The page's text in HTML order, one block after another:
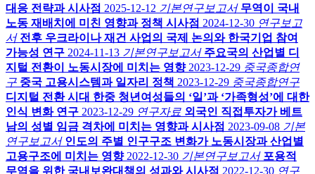
대응 전략과 시사점 2025-12-12 기본연구보고서 무역이 국내
노동 재배치에 미친 영향과 정책 시사점 2024-12-30 연구보고
서 전후 우크라이나 재건 사업의 국제 논의와 한국기업 참여
가능성 연구 2024-11-13 기본연구보고서 주요국의 산업별 디
지털 전환이 노동시장에 미치는 영향 2023-12-29 중국종합연
구 중국 고용시스템과 일자리 정책 2023-12-29 중국종합연구
디지털 전환 시대 한중 청년여성들의 ‘일’과 ‘가족형성’에 대한
인식 변화 연구 2023-12-29 연구자료 외국인 직접투자가 베트
남의 성별 임금 격차에 미치는 영향과 시사점 2023-09-08 기본
연구보고서 인도의 주별 인구구조 변화가 노동시장과 산업별
고용구조에 미치는 영향 2022-12-30 기본연구보고서 포용적
무역을 위한 국내보완대책의 성과와 시사점 2022-12-30 연구